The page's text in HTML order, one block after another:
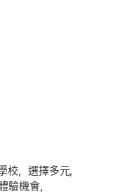
，選擇多元，
驗機會，